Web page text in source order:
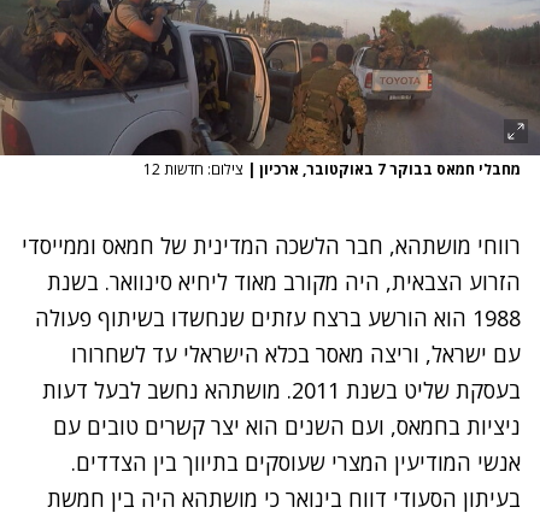
מחבלי חמאס בבוקר 7 באוקטובר, ארכיון | צילום: חדשות 12
רווחי מושתהא, חבר הלשכה המדינית של חמאס וממייסדי
הזרוע הצבאית, היה מקורב מאוד ליחיא סינוואר. בשנת
1988 הוא הורשע ברצח עזתים שנחשדו בשיתוף פעולה
עם ישראל, וריצה מאסר בכלא הישראלי עד לשחרורו
בעסקת שליט בשנת 2011. מושתהא נחשב לבעל דעות
ניציות בחמאס, ועם השנים הוא יצר קשרים טובים עם
אנשי המודיעין המצרי שעוסקים בתיווך בין הצדדים.
בעיתון הסעודי דווח בינואר כי מושתהא היה בין חמשת